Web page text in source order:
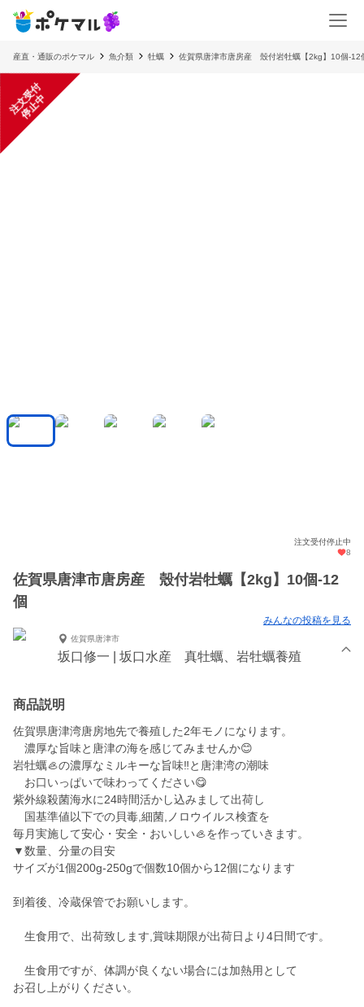
産直・通販のポケマル 魚介類 牡蠣 佐賀県唐津市唐房産 殼付岩牡蠣【2kg】10個-12
注
文
受
付
停
止
中
注文受付停止中
8
佐賀県唐津市唐房産 殼付岩牡蠣【2kg】10個-12
個
みんなの投稿を見る
佐賀県唐津市
坂口修一 | 坂口水産 真牡蠣、岩牡蠣養殖
商品説明
佐賀県唐津湾唐房地先で養殖した2年モノになります。
濃厚な旨味と唐津の海を感じてみませんか😊
岩牡蠣🦪の濃厚なミルキーな旨味‼️と唐津湾の潮味
お口いっぱいで味わってください😋
紫外線殺菌海水に24時間活かし込みまして出荷し
国基準値以下での貝毒,細菌,ノロウイルス検査を
毎月実施して安心・安全・おいしい🦪を作っていきます。
▼数量、分量の目安
サイズが1個200g-250gで個数10個から12個になります
到着後、冷蔵保管でお願いします。
生食用で、出荷致します,賞味期限が出荷日より4日間です。
生食用ですが、体調が良くない場合には加熱用として
お召し上がりください。